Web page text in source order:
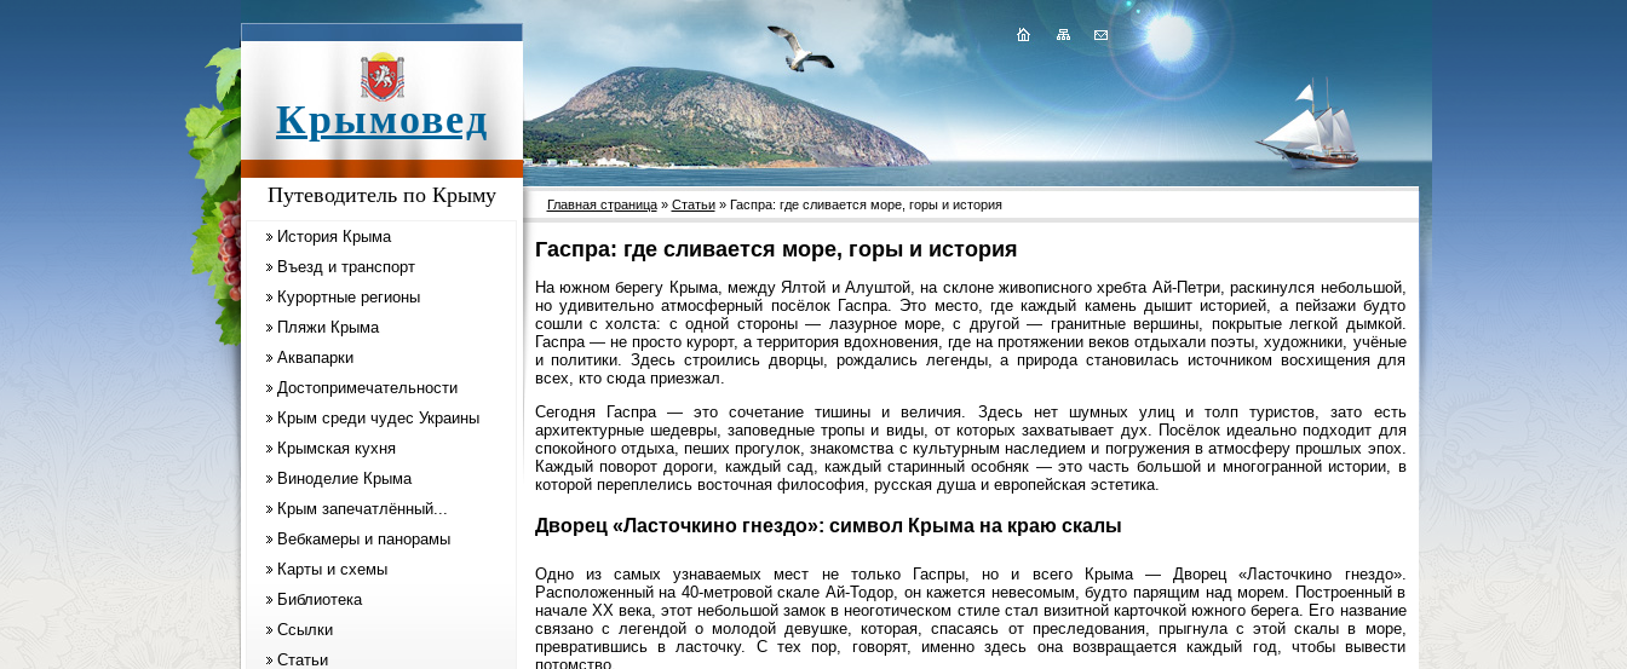
Крымовед
Путеводитель по Крыму
История Крыма
Въезд и транспорт
Курортные регионы
Пляжи Крыма
Аквапарки
Достопримечательности
Крым среди чудес Украины
Крымская кухня
Виноделие Крыма
Крым запечатлённый...
Вебкамеры и панорамы
Карты и схемы
Библиотека
Ссылки
Статьи
Главная страница» Статьи» Гаспра: где сливается море, горы и история
Гаспра: где сливается море, горы и история
На южном берегу Крыма, между Ялтой и Алуштой, на склоне живописного хребта Ай-Петри, раскинулся небольшой,
но удивительно атмосферный посёлок Гаспра. Это место, где каждый камень дышит историей, а пейзажи будто
сошли с холста: с одной стороны — лазурное море, с другой — гранитные вершины, покрытые легкой дымкой.
Гаспра — не просто курорт, а территория вдохновения, где на протяжении веков отдыхали поэты, художники, учёные
и политики. Здесь строились дворцы, рождались легенды, а природа становилась источником восхищения для
всех, кто сюда приезжал.
Сегодня Гаспра — это сочетание тишины и величия. Здесь нет шумных улиц и толп туристов, зато есть
архитектурные шедевры, заповедные тропы и виды, от которых захватывает дух. Посёлок идеально подходит для
спокойного отдыха, пеших прогулок, знакомства с культурным наследием и погружения в атмосферу прошлых эпох.
Каждый поворот дороги, каждый сад, каждый старинный особняк — это часть большой и многогранной истории, в
которой переплелись восточная философия, русская душа и европейская эстетика.
Дворец «Ласточкино гнездо»: символ Крыма на краю скалы
Одно из самых узнаваемых мест не только Гаспры, но и всего Крыма — Дворец «Ласточкино гнездо».
Расположенный на 40-метровой скале Ай-Тодор, он кажется невесомым, будто парящим над морем. Построенный в
начале XX века, этот небольшой замок в неоготическом стиле стал визитной карточкой южного берега. Его название
связано с легендой о молодой девушке, которая, спасаясь от преследования, прыгнула с этой скалы в море,
превратившись в ласточку. С тех пор, говорят, именно здесь она возвращается каждый год, чтобы вывести
потомство.